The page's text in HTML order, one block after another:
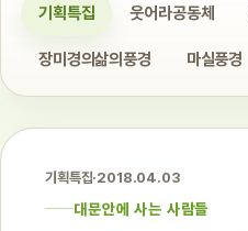
기획특집 웃어라공동체
장미경의삶의풍경 마실풍경
기획특집·2018.04.03
대문안에 사는 사람들